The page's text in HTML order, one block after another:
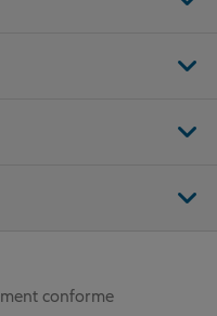
conforme